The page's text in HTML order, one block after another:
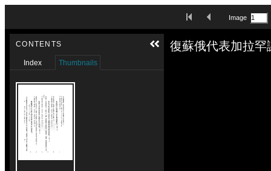
First ImagePrevious Image
Image
Media Viewer
復蘇俄代表加拉
CONTENTS
Index Thumbnails